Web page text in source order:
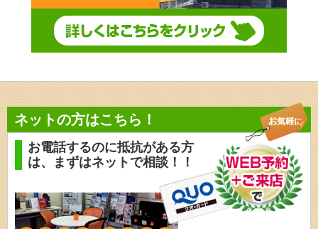
ネットの方はこちら！
お電話するのに抵抗がある方
は、
まずはネットで相談！！